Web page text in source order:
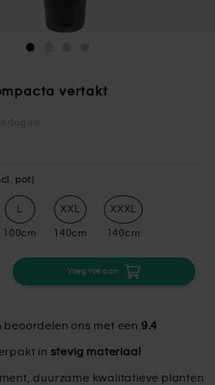
vertakt
pot)
L
100cm
XXL
140cm
XXXL
140cm
Voeg toe aan
beoordelen ons met een 9.4
in stevig materiaal
duurzame kwalitatieve planten